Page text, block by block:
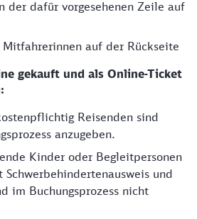
der dafür vorgesehenen Zeile auf
auf der Rückseite
gekauft und als Online-Ticket
Reisenden sind
anzugeben.
Kinder oder Begleitpersonen
Schwerbehindertenausweis und
im Buchungsprozess nicht